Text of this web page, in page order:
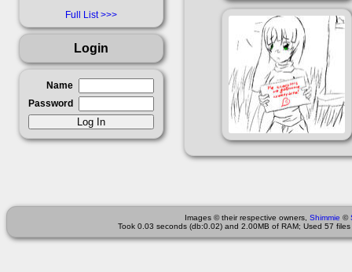
Full List
Login
Name
Password
Images © their respective owners, Shimmie ©
Took 0.03 seconds (db:0.02) and 2.00MB of RAM; Used 57